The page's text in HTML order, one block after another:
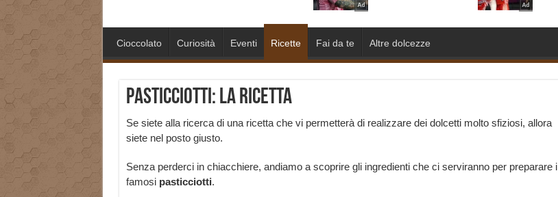
Cioccolato Curiosità Eventi Ricette Fai da te Altre dolcezze
Pasticciotti: la ricetta
Se siete alla ricerca di una ricetta che vi permetterà di realizzare dei dolcetti molto sfiziosi, allora
siete nel posto giusto.
Senza perderci in chiacchiere, andiamo a scoprire gli ingredienti che ci serviranno per preparare i
famosi pasticciotti.